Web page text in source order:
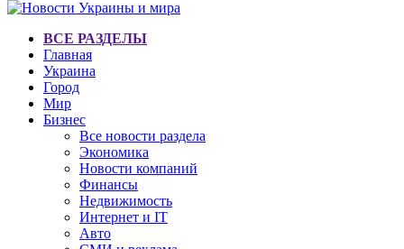
ВСЕ РАЗДЕЛЫ
Главная
Украина
Город
Мир
Бизнес
Все новости раздела
Экономика
Новости компаний
Финансы
Недвижимость
Интернет и IT
Авто